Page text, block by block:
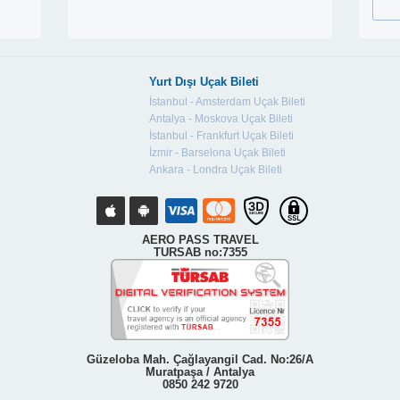
Yurt Dışı Uçak Bileti
İstanbul - Amsterdam Uçak Bileti
Antalya - Moskova Uçak Bileti
İstanbul - Frankfurt Uçak Bileti
İzmir - Barselona Uçak Bileti
Ankara - Londra Uçak Bileti
AERO PASS TRAVEL
TURSAB no:7355
Güzeloba Mah. Çağlayangil Cad. No:26/A
Muratpaşa / Antalya
0850 242 9720